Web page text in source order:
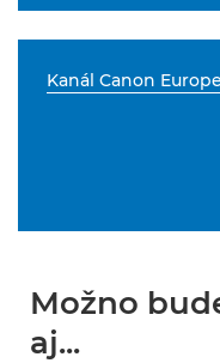
Kanál Canon
Možno
aj...